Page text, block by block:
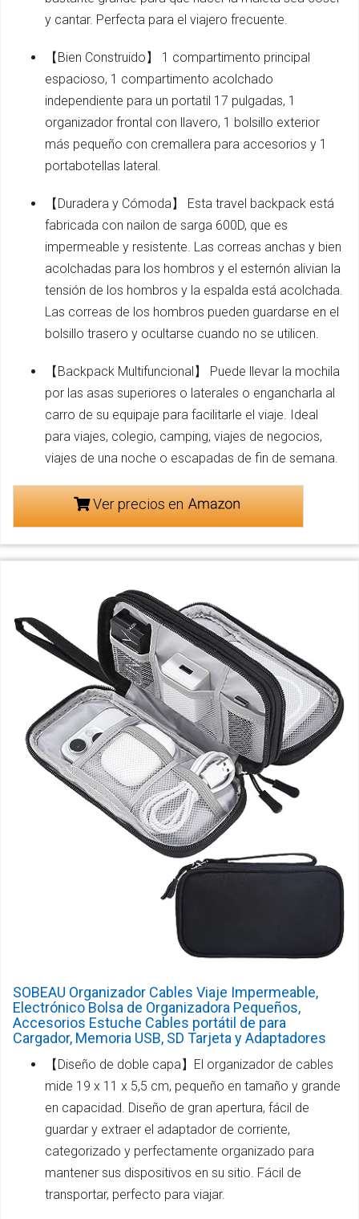
y cantar. Perfecta para el viajero frecuente.
【Bien Construido】 1 compartimento principal
espacioso, 1 compartimento acolchado
independiente para un portatil 17 pulgadas, 1
organizador frontal con llavero, 1 bolsillo exterior
más pequeño con cremallera para accesorios y 1
portabotellas lateral.
【Duradera y Cómoda】 Esta travel backpack está
fabricada con nailon de sarga 600D, que es
impermeable y resistente. Las correas anchas y bien
acolchadas para los hombros y el esternón alivian la
tensión de los hombros y la espalda está acolchada.
Las correas de los hombros pueden guardarse en el
bolsillo trasero y ocultarse cuando no se utilicen.
【Backpack Multifuncional】 Puede llevar la mochila
por las asas superiores o laterales o engancharla al
carro de su equipaje para facilitarle el viaje. Ideal
para viajes, colegio, camping, viajes de negocios,
viajes de una noche o escapadas de fin de semana.
Ver precios en
SOBEAU Organizador Cables Viaje Impermeable,
Electrónico Bolsa de Organizadora Pequeños,
Accesorios Estuche Cables portátil de para
Cargador, Memoria USB, SD Tarjeta y Adaptadores
【Diseño de doble capa】El organizador de cables
mide 19 x 11 x 5,5 cm, pequeño en tamaño y grande
en capacidad. Diseño de gran apertura, fácil de
guardar y extraer el adaptador de corriente,
categorizado y perfectamente organizado para
mantener sus dispositivos en su sitio. Fácil de
transportar, perfecto para viajar.